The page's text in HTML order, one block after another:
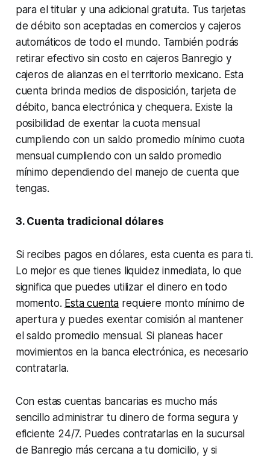
para el titular y una adicional gratuita. Tus tarjetas
de débito son aceptadas en comercios y cajeros
automáticos de todo el mundo. También podrás
retirar efectivo sin costo en cajeros Banregio y
cajeros de alianzas en el territorio mexicano. Esta
cuenta brinda medios de disposición, tarjeta de
débito, banca electrónica y chequera. Existe la
posibilidad de exentar la cuota mensual
cumpliendo con un saldo promedio mínimo cuota
mensual cumpliendo con un saldo promedio
mínimo dependiendo del manejo de cuenta que
tengas.
3. Cuenta tradicional dólares
Si recibes pagos en dólares, esta cuenta es para ti.
Lo mejor es que tienes liquidez inmediata, lo que
significa que puedes utilizar el dinero en todo
momento. Esta cuenta requiere monto mínimo de
apertura y puedes exentar comisión al mantener
el saldo promedio mensual. Si planeas hacer
movimientos en la banca electrónica, es necesario
contratarla.
Con estas cuentas bancarias es mucho más
sencillo administrar tu dinero de forma segura y
eficiente 24/7. Puedes contratarlas en la sucursal
de Banregio más cercana a tu domicilio, y si